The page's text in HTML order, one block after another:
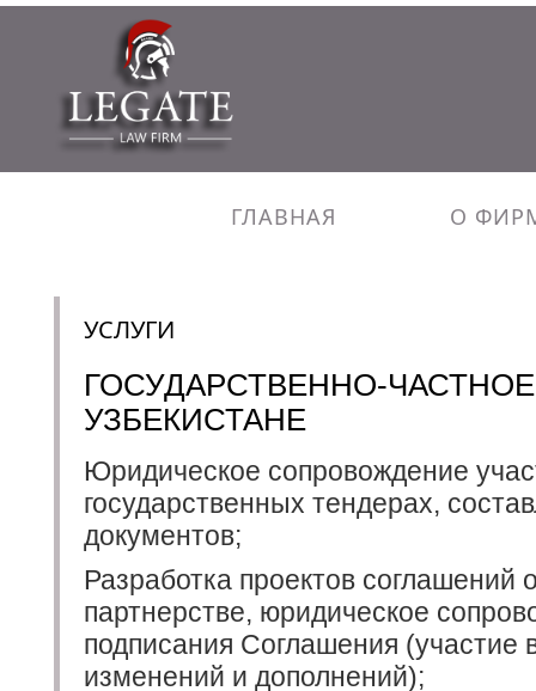
ГЛАВНАЯ О
УСЛУГИ
ГОСУДАРСТВЕННО-
УЗБЕКИСТАНЕ
Юридическое сопровождение
государственных тендерах,
документов;
Разработка проектов соглашений
партнерстве, юридическое
подписания Соглашения (участие
изменений и дополнений);